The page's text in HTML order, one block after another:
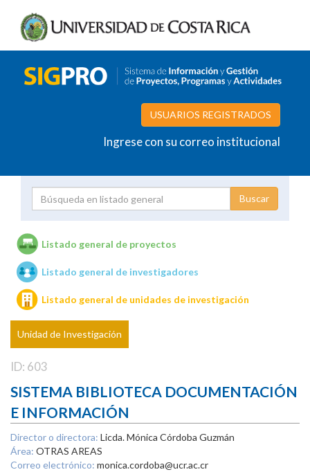
USUARIOS REGISTRADOS
Ingrese con su correo institucional
Unidades de investigación
Listado general de proyectos
Listado general de investigadores
Listado general de unidades de investigación
Unidad de Investigación
ID: 603
SISTEMA BIBLIOTECA DOCUMENTACIÓN
E INFORMACIÓN
Director o directora: Licda. Mónica Córdoba Guzmán
Área: OTRAS AREAS
Correo electrónico: monica.cordoba@ucr.ac.cr